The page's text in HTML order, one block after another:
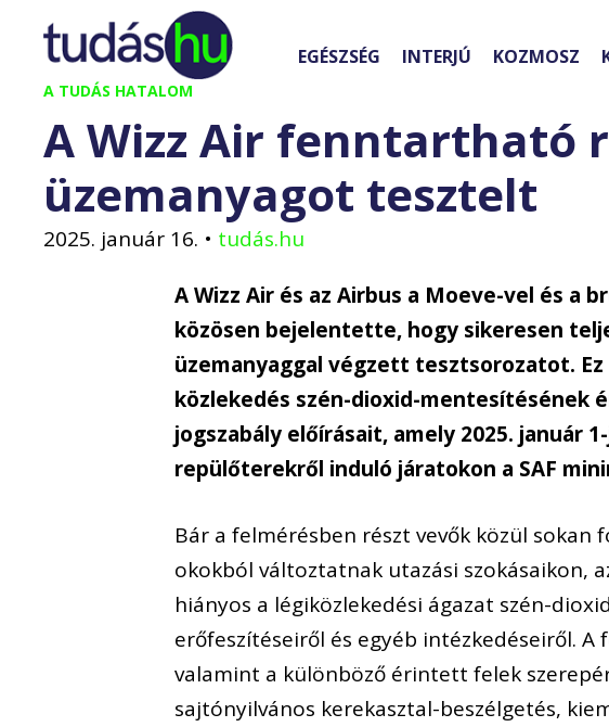
Kilépés
tartalomba
A TUDÁS HATALOM
EGÉSZSÉG INTERJÚ KOZMOSZ
A Wizz Air fenntartható
üzemanyagot tesztelt
2025. január 16. • tudás.hu
A Wizz Air és az Airbus a Moeve-vel és a
közösen bejelentette, hogy sikeresen
üzemanyaggal végzett tesztsorozatot.
közlekedés szén-dioxid-mentesítésének
jogszabály előírásait, amely 2025. január
repülőterekről induló járatokon a SAF
Bár a felmérésben részt vevők közül
okokból változtatnak utazási szokásaikon,
hiányos a légiközlekedési ágazat szén-
erőfeszítéseiről és egyéb intézkedéseiről.
valamint a különböző érintett felek
sajtónyilvános kerekasztal-beszélgetés,